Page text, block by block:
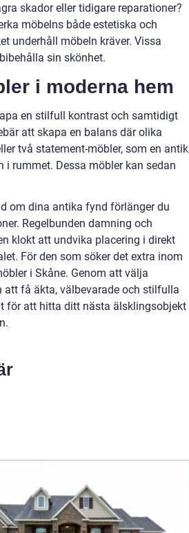
skador eller tidigare reparationer?
möbelns både estetiska och
underhåll möbeln kräver. Vissa
sin skönhet.
i moderna hem
en stilfull kontrast och samtidigt
att skapa en balans där olika
två statement-möbler, som en antik
rummet. Dessa möbler kan sedan
om dina antika fynd förlänger du
Regelbunden damning och
klokt att undvika placering i direkt
För den som söker det extra inom
i Skåne. Genom att välja
att få äkta, välbevarade och stilfulla
för att hitta ditt nästa älsklingsobjekt